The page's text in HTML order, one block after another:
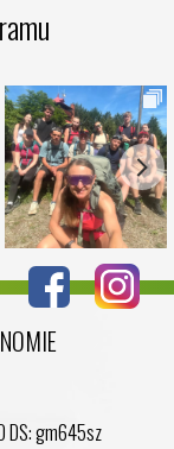
DS: gm645sz